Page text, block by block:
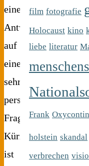
eine
Antwort
auf
eine
sehr
persönliche
Frage
Kürzlich
ist
film fotografie
Holocaust kino
liebe literatur
Frank Oxycontin
holstein skandal
verbrechen